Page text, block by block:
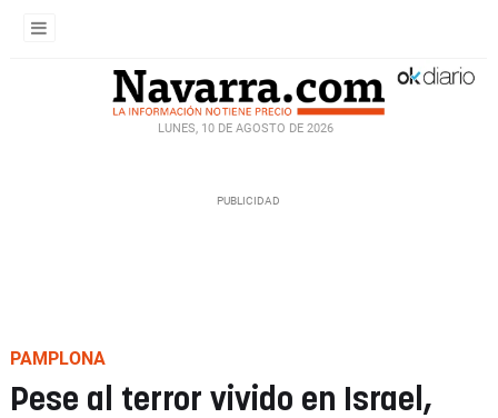
LUNES, 10 DE AGOSTO DE 2026
PAMPLONA
Pese al terror vivido en Israel,